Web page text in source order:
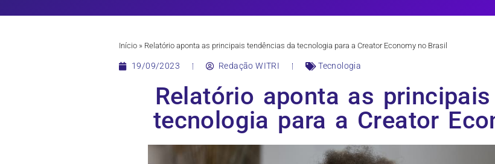
Início » Relatório aponta as principais tendências da tecnologia para a Creator Economy no Brasil
19/09/2023 Redação WITRI Tecnologia
Relatório aponta as
tecnologia para a Creator